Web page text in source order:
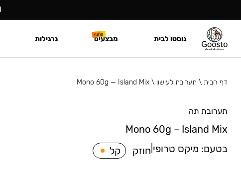
דף הבית\ תערובת לעישון \
Mono 60g — Island Mix
תערובת תה
Mono 60g – Island Mix
בטעם: מיקס טרופי חוזק קל
גוסטו לבית מבצעים נרגילות